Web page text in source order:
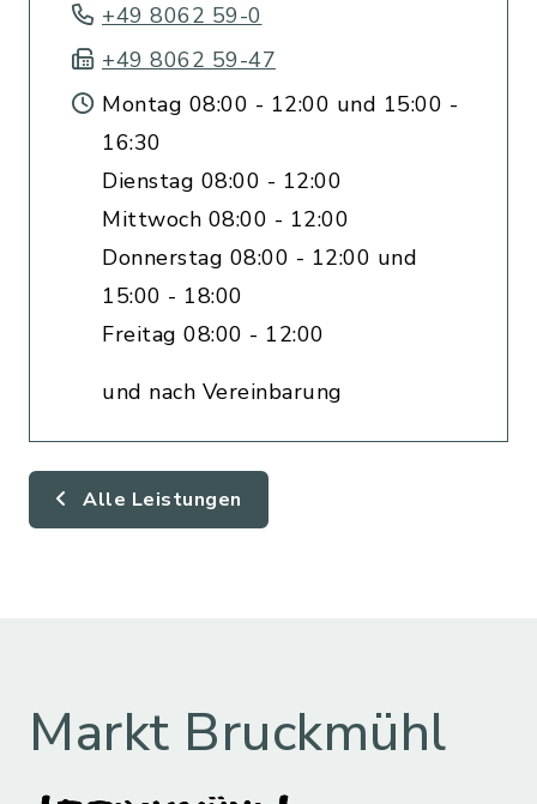
+49 8062 59-0
+49 8062 59-47
Montag 08:00 - 12:00 und 15:00 -
16:30
Dienstag 08:00 - 12:00
Mittwoch 08:00 - 12:00
Donnerstag 08:00 - 12:00 und
15:00 - 18:00
Freitag 08:00 - 12:00
und nach Vereinbarung
Alle Leistungen
Markt Bruckmühl